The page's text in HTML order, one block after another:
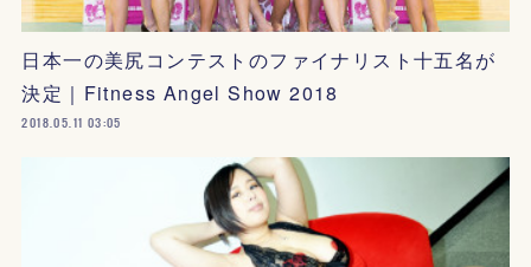
日本一の美尻コンテストのファイナリスト十五名が
決定｜Fitness Angel Show 2018
2018.05.11 03:05